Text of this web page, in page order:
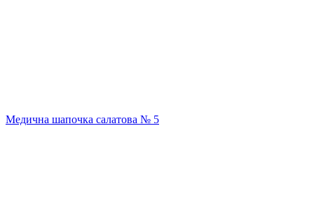
Медична шапочка салатова № 5